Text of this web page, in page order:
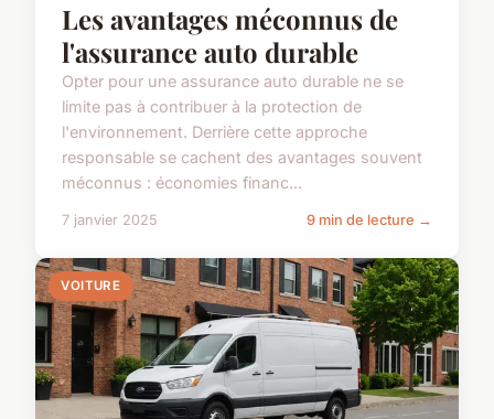
Les avantages méconnus de
l'assurance auto durable
Opter pour une assurance auto durable ne se
limite pas à contribuer à la protection de
l'environnement. Derrière cette approche
responsable se cachent des avantages souvent
méconnus : économies financ...
7 janvier 2025 9 min de lecture →
VOITURE